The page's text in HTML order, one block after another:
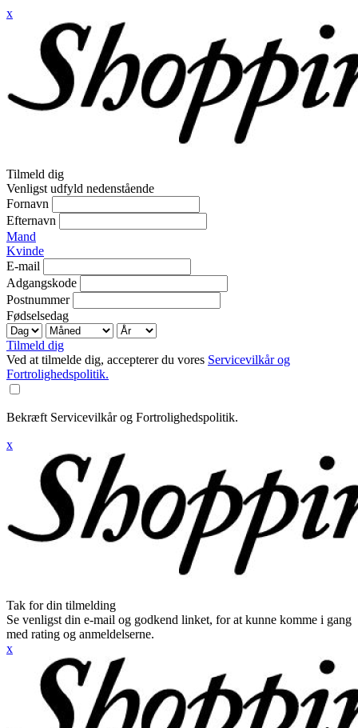
x
Tilmeld dig
Venligst udfyld nedenstående
Fornavn
Efternavn
Mand
Kvinde
E-mail
Adgangskode
Postnummer
Fødselsedag
Tilmeld dig
Ved at tilmelde dig, accepterer du vores Servicevilkår og
Fortrolighedspolitik.
Bekræft Servicevilkår og Fortrolighedspolitik.
x
Tak for din tilmelding
Se venligst din e-mail og godkend linket, for at kunne komme i gang
med rating og anmeldelserne.
x